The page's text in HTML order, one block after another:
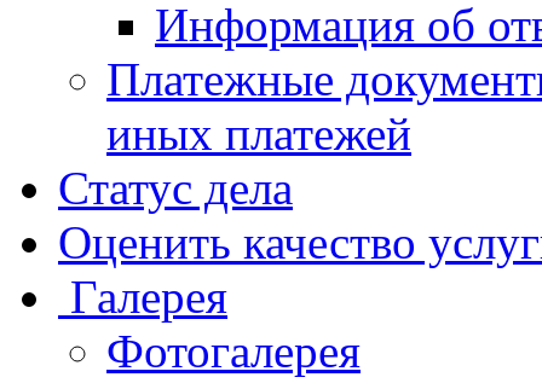
Информация об
Платежные
иных платежей
Статус дела
Оценить качество
Галерея
Фотогалерея